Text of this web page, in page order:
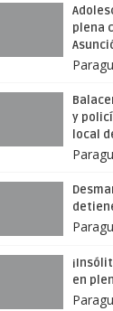
plena
y
local
en